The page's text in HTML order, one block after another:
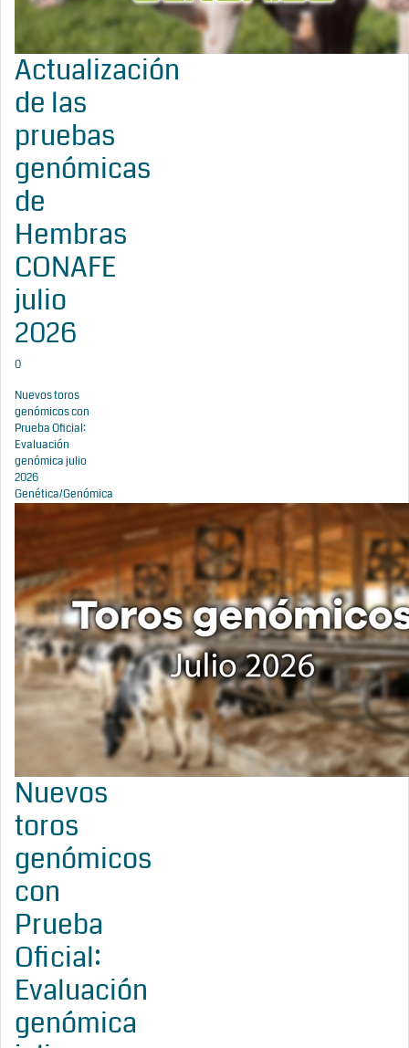
Actualización
de las
pruebas
genómicas
de
Hembras
CONAFE
julio
2026
0
Nuevos toros
genómicos con
Prueba Oficial:
Evaluación
genómica julio
2026
Genética/Genómica
Nuevos
toros
genómicos
con
Prueba
Oficial:
Evaluación
genómica